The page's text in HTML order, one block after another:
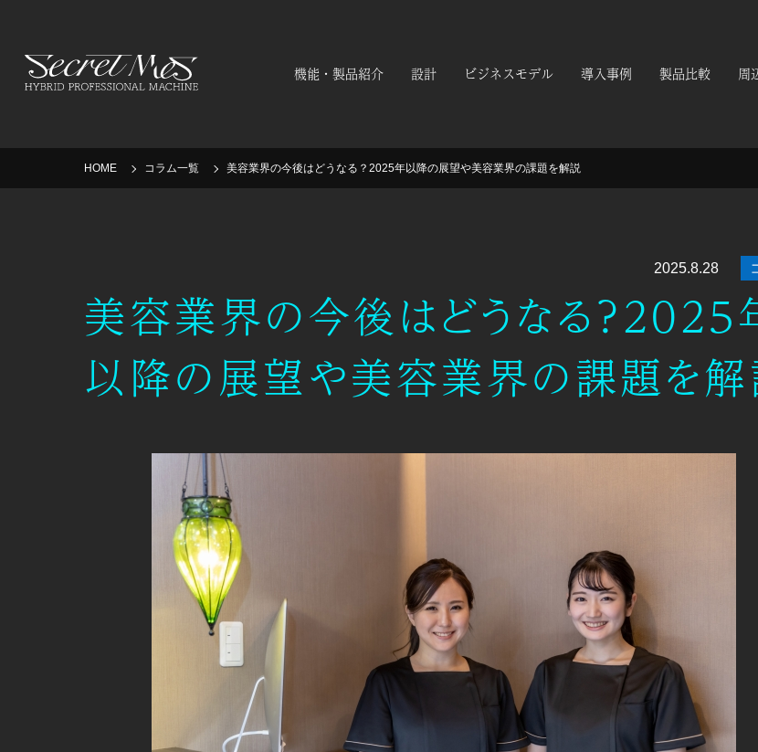
機能・製品紹介 設計 ビジネスモデル 導入事例 製品比較 周
HOME コラム一覧 美容業界の今後はどうなる？2025年以降の展望や美容業界の課題を解説
2025.8.28
美容業界の今後はどうなる？2025
以降の展望や美容業界の課題を